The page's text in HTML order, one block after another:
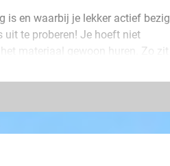
is en waarbij je lekker actief bezig
uit te proberen! Je hoeft niet
materiaal gewoon huren. Zo zit
1 uur heerlijk in de buitenlucht wil